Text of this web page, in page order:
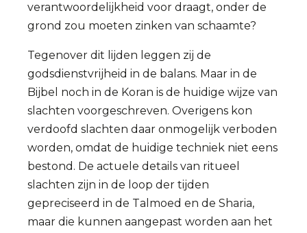
verantwoordelijkheid voor draagt, onder de
grond zou moeten zinken van schaamte?
Tegenover dit lijden leggen zij de
godsdienstvrijheid in de balans. Maar in de
Bijbel noch in de Koran is de huidige wijze van
slachten voorgeschreven. Overigens kon
verdoofd slachten daar onmogelijk verboden
worden, omdat de huidige techniek niet eens
bestond. De actuele details van ritueel
slachten zijn in de loop der tijden
gepreciseerd in de Talmoed en de Sharia,
maar die kunnen aangepast worden aan het